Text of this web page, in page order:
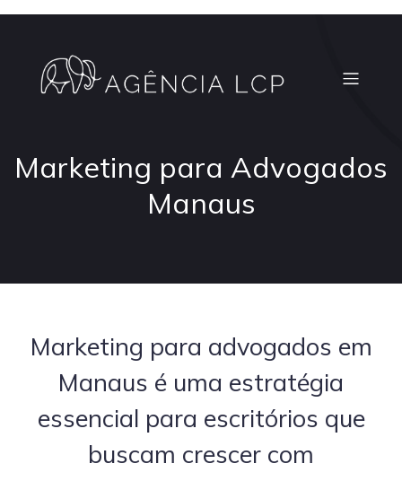
Marketing para Advogados
Manaus
Marketing para advogados em
Manaus é uma estratégia
essencial para escritórios que
buscam crescer com